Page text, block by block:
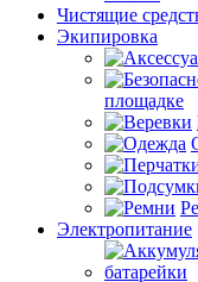
Чистящие
Экипировка
площадке
Электропитание